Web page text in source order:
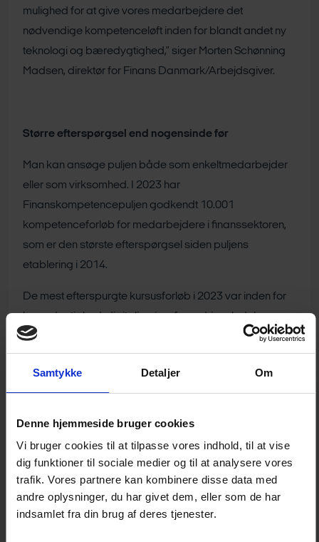
Samtykke Detaljer Om
Denne hjemmeside bruger cookies
Vi bruger cookies til at tilpasse vores indhold, til at vise
dig funktioner til sociale medier og til at analysere vores
trafik. Vores partnere kan kombinere disse data med
andre oplysninger, du har givet dem, eller som de har
indsamlet fra din brug af deres tjenester.
mulighed for at give vores medarbejdere det
nødvendige kompetenceløft inden for blandt andet ny
teknologi og bæredygtighed,” siger Morten Schønning
Madsen, direktør for Finans Danmark/Arbejdsgiver.
Større efterspørgsel end nogensinde før
Man kan ansøge puljen både som enkeltmedarbejder
eller som virksomhed. I 2023 har
Finanskompetencepuljen godkendt 10.001
kompetenceforløb for medarbejdere i finanssektoren,
som er den største efterspørgsel siden puljens
etablering i 2014.
De mest efterspurgte kursusforløb i 2023 var inden for
bæredygtighed, digitalisering, forandringsledelse og
agile projektledelsesmetoder.
Finanskompetencepuljen har et bredt udsnit af
finansielle sektor. Kompetencepuljen har bl.a. haft et
omfattende forløb målrettet grøn omstilling og
bæredygtighedselementet i finansiel rådgivning.
Udbuddet af kursustilbud afspejler hele tiden konkret
efterspørgsel i den finansielle sektor og tilpasses